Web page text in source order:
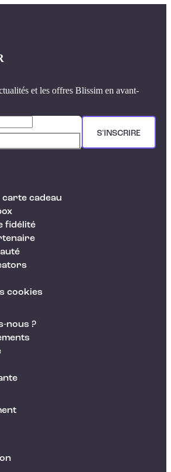
et les offres Blissim en avant-
S'INSCRIRE
cadeau
fidélité
cookies
nous ?